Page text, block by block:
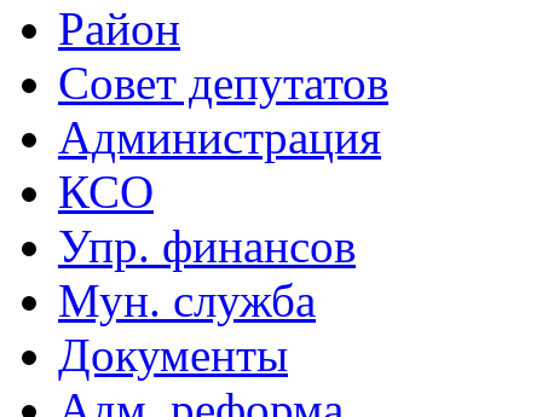
Район
Совет депутатов
Администрация
КСО
Упр. финансов
Мун. служба
Документы